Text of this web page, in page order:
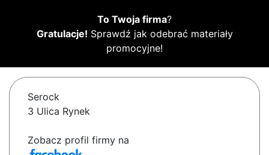
To Twoja firma?
Gratulacje! Sprawdź jak odebrać materiały
promocyjne!
Serock
3 Ulica Rynek
Zobacz profil firmy na